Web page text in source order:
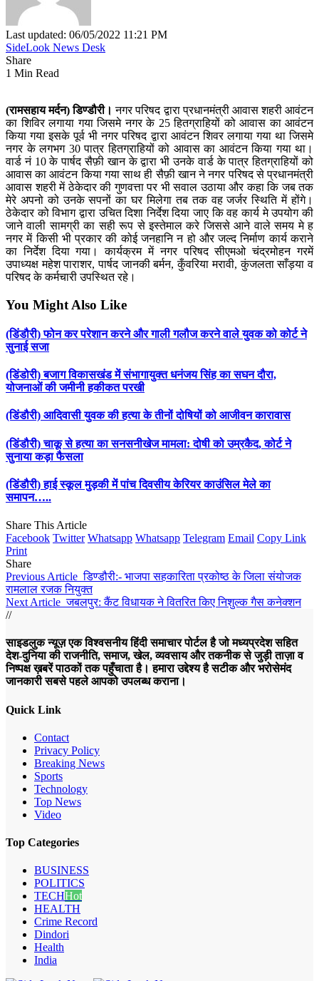
Last updated: 06/05/2022 11:21 PM
SideLook News Desk
Share
1 Min Read
(रामसहाय मर्दन) डिण्डौरी। नगर परिषद द्वारा प्रधानमंत्री आवास शहरी आवंटन
का शिविर लगाया गया जिसमे नगर के 25 हितग्राहियों को आवास का आवंटन
किया गया इसके पूर्व भी नगर परिषद द्वारा आवंटन शिवर लगाया गया था जिसमे
नगर के लगभग 30 पात्र हितग्राहियों को आवास का आवंटन किया गया था।
वार्ड नं 10 के पार्षद सैफ़ी खान के द्वारा भी उनके वार्ड के पात्र हितग्राहियों को
आवास का आवंटन किया गया साथ ही सैफ़ी खान ने नगर परिषद से प्रधानमंत्री
आवास शहरी में ठेकेदार की गुणवत्ता पर भी सवाल उठाया और कहा कि जब तक
मेरे अपनो को उनके सपनों का घर मिलेगा तब तक वह जर्जर स्थिति में होंगे।
ठेकेदार को विभाग द्वारा उचित दिशा निर्देश दिया जाए कि वह कार्य मे उपयोग की
जाने वाली सामग्री का सही रूप से इस्तेमाल करे जिससे आने वाले समय मे ह
नगर में किसी भी प्रकार की कोई जनहानि न हो और जल्द निर्माण कार्य कराने
का निर्देश दिया गया। कार्यक्रम में नगर परिषद सीएमओ चंद्रमोहन गरमें
उपाध्यक्ष महेश पाराशर, पार्षद जानकी बर्मन, कुँवरिया मरावी, कुंजलता साँड़या व
परिषद के कर्मचारी उपस्थित रहे।
You Might Also Like
(डिंडौरी) फोन कर परेशान करने और गाली गलौज करने वाले युवक को कोर्ट ने
सुनाई सजा
(डिंडोरी) बजाग विकासखंड में संभागायुक्त धनंजय सिंह का सघन दौरा,
योजनाओं की जमीनी हकीकत परखी
(डिंडौरी) आदिवासी युवक की हत्या के तीनों दोषियों को आजीवन कारावास
(डिंडौरी) चाकू से हत्या का सनसनीखेज मामला: दोषी को उम्रकैद, कोर्ट ने
सुनाया कड़ा फैसला
(डिंडौरी) हाई स्कूल मुड़की में पांच दिवसीय केरियर काउंसिल मेले का
समापन…..
Share This Article
Facebook Twitter Whatsapp Whatsapp Telegram Email Copy Link
Print
Share
Previous Article डिण्डौरी:- भाजपा सहकारिता प्रकोष्ठ के जिला संयोजक
रामलाल रजक नियुक्त
Next Article जबलपुर: कैंट विधायक ने वितरित किए निशुल्क गैस कनेक्शन
//
साइडलुक न्यूज़ एक विश्वसनीय हिंदी समाचार पोर्टल है जो मध्यप्रदेश सहित
देश-दुनिया की राजनीति, समाज, खेल, व्यवसाय और तकनीक से जुड़ी ताज़ा व
निष्पक्ष ख़बरें पाठकों तक पहुँचाता है। हमारा उद्देश्य है सटीक और भरोसेमंद
जानकारी सबसे पहले आपको उपलब्ध कराना।
Quick Link
Contact
Privacy Policy
Breaking News
Sports
Technology
Top News
Video
Top Categories
BUSINESS
POLITICS
TECHHot
HEALTH
Crime Record
Dindori
Health
India